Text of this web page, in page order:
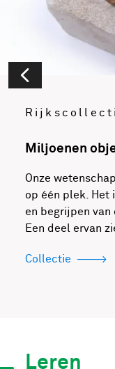
Miljoenen
Onze
op één plek. Het
en begrijpen
Een deel ervan
Collectie
Leren